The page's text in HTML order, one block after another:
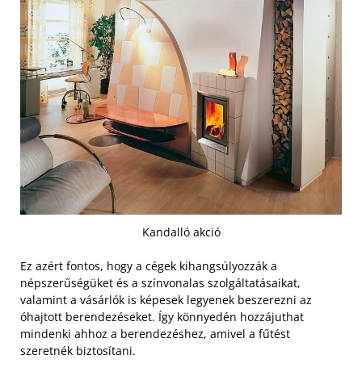
Kandalló akció
Ez azért fontos, hogy a cégek kihangsúlyozzák a
népszerűségüket és a színvonalas szolgáltatásaikat,
valamint a vásárlók is képesek legyenek beszerezni az
óhajtott berendezéseket. Így könnyedén hozzájuthat
mindenki ahhoz a berendezéshez, amivel a fűtést
szeretnék biztosítani.